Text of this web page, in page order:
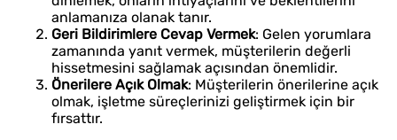
anlamanıza olanak tanır.
Geri Bildirimlere Cevap Vermek: Gelen yorumlara
zamanında yanıt vermek, müşterilerin değerli
hissetmesini sağlamak açısından önemlidir.
Önerilere Açık Olmak: Müşterilerin önerilerine açık
olmak, işletme süreçlerinizi geliştirmek için bir
fırsattır.